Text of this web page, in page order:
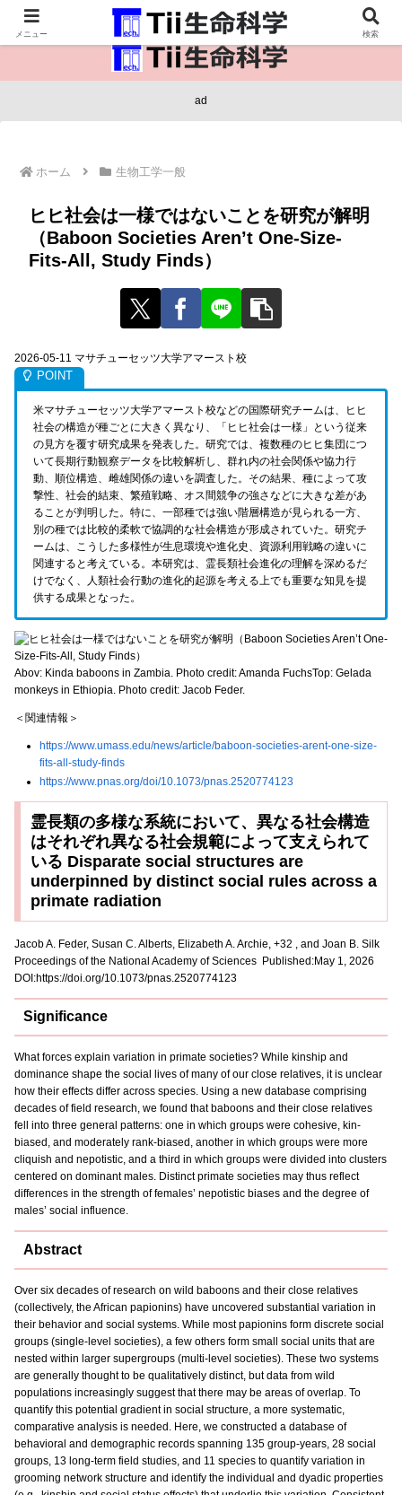
医療保健・生命・生物の情報インフラ。
ad
ホーム 生物工学一般
ヒヒ社会は一様ではないことを研究が解明
（Baboon Societies Aren’t One-Size-
Fits-All, Study Finds）
2026-05-11 マサチューセッツ大学アマースト校
米マサチューセッツ大学アマースト校などの国際研究チームは、ヒヒ
社会の構造が種ごとに大きく異なり、「ヒヒ社会は一様」という従来
の見方を覆す研究成果を発表した。研究では、複数種のヒヒ集団につ
いて長期行動観察データを比較解析し、群れ内の社会関係や協力行
動、順位構造、雌雄関係の違いを調査した。その結果、種によって攻
撃性、社会的結束、繁殖戦略、オス間競争の強さなどに大きな差があ
ることが判明した。特に、一部種では強い階層構造が見られる一方、
別の種では比較的柔軟で協調的な社会構造が形成されていた。研究チ
ームは、こうした多様性が生息環境や進化史、資源利用戦略の違いに
関連すると考えている。本研究は、霊長類社会進化の理解を深めるだ
けでなく、人類社会行動の進化的起源を考える上でも重要な知見を提
供する成果となった。
Abov: Kinda baboons in Zambia. Photo credit: Amanda FuchsTop: Gelada
monkeys in Ethiopia. Photo credit: Jacob Feder.
＜関連情報＞
https://www.umass.edu/news/article/baboon-societies-arent-one-size-
fits-all-study-finds
https://www.pnas.org/doi/10.1073/pnas.2520774123
霊長類の多様な系統において、異なる社会構造
はそれぞれ異なる社会規範によって支えられて
いる Disparate social structures are
underpinned by distinct social rules across a
primate radiation
Jacob A. Feder, Susan C. Alberts, Elizabeth A. Archie, +32 , and Joan B. Silk
Proceedings of the National Academy of Sciences Published:May 1, 2026
DOI:https://doi.org/10.1073/pnas.2520774123
Significance
What forces explain variation in primate societies? While kinship and
dominance shape the social lives of many of our close relatives, it is unclear
how their effects differ across species. Using a new database comprising
decades of field research, we found that baboons and their close relatives
fell into three general patterns: one in which groups were cohesive, kin-
biased, and moderately rank-biased, another in which groups were more
cliquish and nepotistic, and a third in which groups were divided into clusters
centered on dominant males. Distinct primate societies may thus reflect
differences in the strength of females’ nepotistic biases and the degree of
males’ social influence.
Abstract
Over six decades of research on wild baboons and their close relatives
(collectively, the African papionins) have uncovered substantial variation in
their behavior and social systems. While most papionins form discrete social
groups (single-level societies), a few others form small social units that are
nested within larger supergroups (multi-level societies). These two systems
are generally thought to be qualitatively distinct, but data from wild
populations increasingly suggest that there may be areas of overlap. To
quantify this potential gradient in social structure, a more systematic,
comparative analysis is needed. Here, we constructed a database of
behavioral and demographic records spanning 135 group-years, 28 social
groups, 13 long-term field studies, and 11 species to quantify variation in
grooming network structure and identify the individual and dyadic properties
メニュー 検索